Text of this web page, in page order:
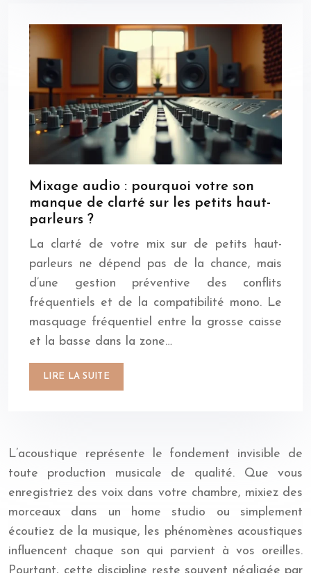
Mixage audio : pourquoi votre son
manque de clarté sur les petits haut-
parleurs ?
La clarté de votre mix sur de petits haut-
parleurs ne dépend pas de la chance, mais
d’une gestion préventive des conflits
fréquentiels et de la compatibilité mono. Le
masquage fréquentiel entre la grosse caisse
et la basse dans la zone…
LIRE LA SUITE
L’acoustique représente le fondement invisible de
toute production musicale de qualité. Que vous
enregistriez des voix dans votre chambre, mixiez des
morceaux dans un home studio ou simplement
écoutiez de la musique, les phénomènes acoustiques
influencent chaque son qui parvient à vos oreilles.